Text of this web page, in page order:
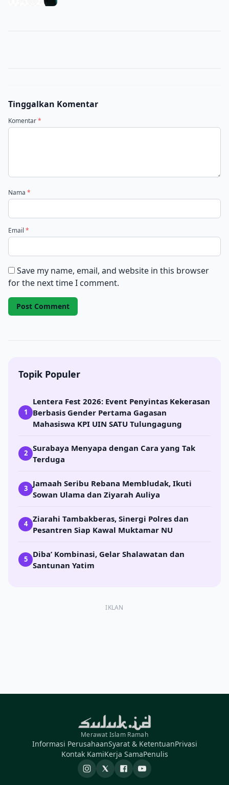
Tinggalkan Komentar
Komentar*
Nama *
Email *
Save my name, email, and website in this browser
for the next time I comment.
Topik Populer
1
Lentera Fest 2026: Event Penyintas Kekerasan
Berbasis Gender Pertama Gagasan
Mahasiswa KPI UIN SATU Tulungagung
2
Surabaya Menyapa dengan Cara yang Tak
Terduga
3
Jamaah Seribu Rebana Membludak, Ikuti
Sowan Ulama dan Ziyarah Auliya
4
Ziarahi Tambakberas, Sinergi Polres dan
Pesantren Siap Kawal Muktamar NU
5
Diba’ Kombinasi, Gelar Shalawatan dan
Santunan Yatim
IKLAN
Merawat Islam Ramah
Informasi PerusahaanSyarat & KetentuanPrivasi
Kontak KamiKerja SamaPenulis
Instagram
X FacebookYouTube